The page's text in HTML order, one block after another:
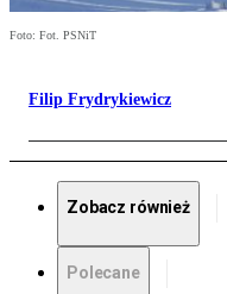
Foto: Fot. PSNiT
Filip Frydrykiewicz
Zobacz również
Polecane